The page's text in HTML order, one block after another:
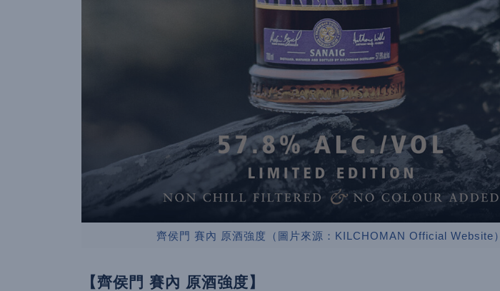
齊侯門 賽內 原酒強度（圖片來源：KILCHOMAN Official Website）
【齊侯門 賽內 原酒強度】